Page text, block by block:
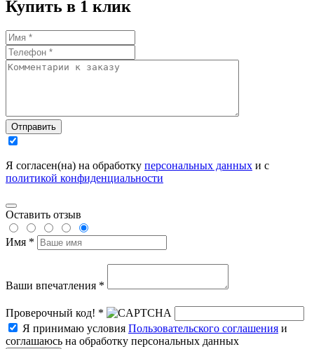
Купить в 1 клик
Отправить
Я согласен(на) на обработку персональных данных и с
политикой конфиденциальности
Оставить отзыв
Имя *
Ваши впечатления *
Проверочный код! *
Я принимаю условия Пользовательского соглашения и
соглашаюсь на обработку персональных данных